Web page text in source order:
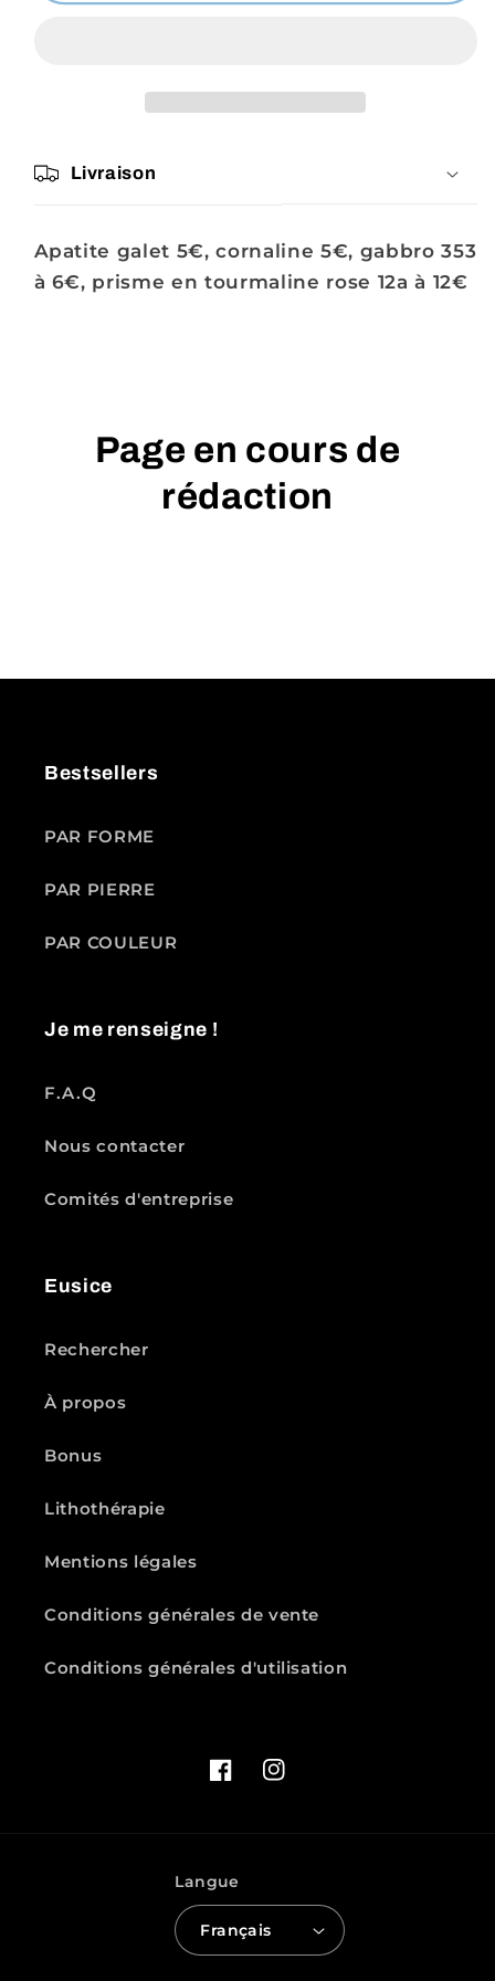
Livraison
Apatite galet 5€, cornaline 5€, gabbro 353
à 6€, prisme en tourmaline rose 12a à 12€
Page en cours de
rédaction
Bestsellers
PAR FORME
PAR PIERRE
PAR COULEUR
Je me renseigne !
F.A.Q
Nous contacter
Comités d'entreprise
Eusice
Rechercher
À propos
Bonus
Lithothérapie
Mentions légales
Conditions générales de vente
Conditions générales d'utilisation
FacebookInstagram
Langue
Français